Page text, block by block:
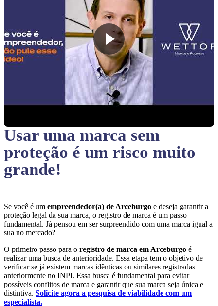
Usar uma marca sem
proteção é um risco muito
grande!
Se você é um empreendedor(a) de Arceburgo e deseja garantir a
proteção legal da sua marca, o registro de marca é um passo
fundamental. Já pensou em ser surpreendido com uma marca igual a
sua no mercado?
O primeiro passo para o registro de marca em Arceburgo é
realizar uma busca de anterioridade. Essa etapa tem o objetivo de
verificar se já existem marcas idênticas ou similares registradas
anteriormente no INPI. Essa busca é fundamental para evitar
possíveis conflitos de marca e garantir que sua marca seja única e
distintiva. Solicite agora a pesquisa de viabilidade com um
especialista.